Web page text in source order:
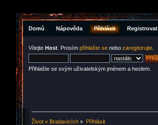
Domů Nápověda Přihlásit Registrovat
Vítejte Host . Prosím přihlašte se nebo zaregistrujte
Přihlašte se svým uživatelským jménem a heslem.
Život v Bradavicích » Přihlásit